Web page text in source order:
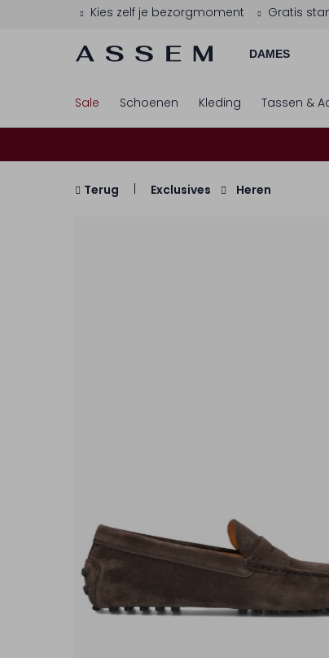
Kies zelf je bezorgmoment Gratis
DAMES
Sale Schoenen Kleding Tassen &
Terug Exclusives Heren